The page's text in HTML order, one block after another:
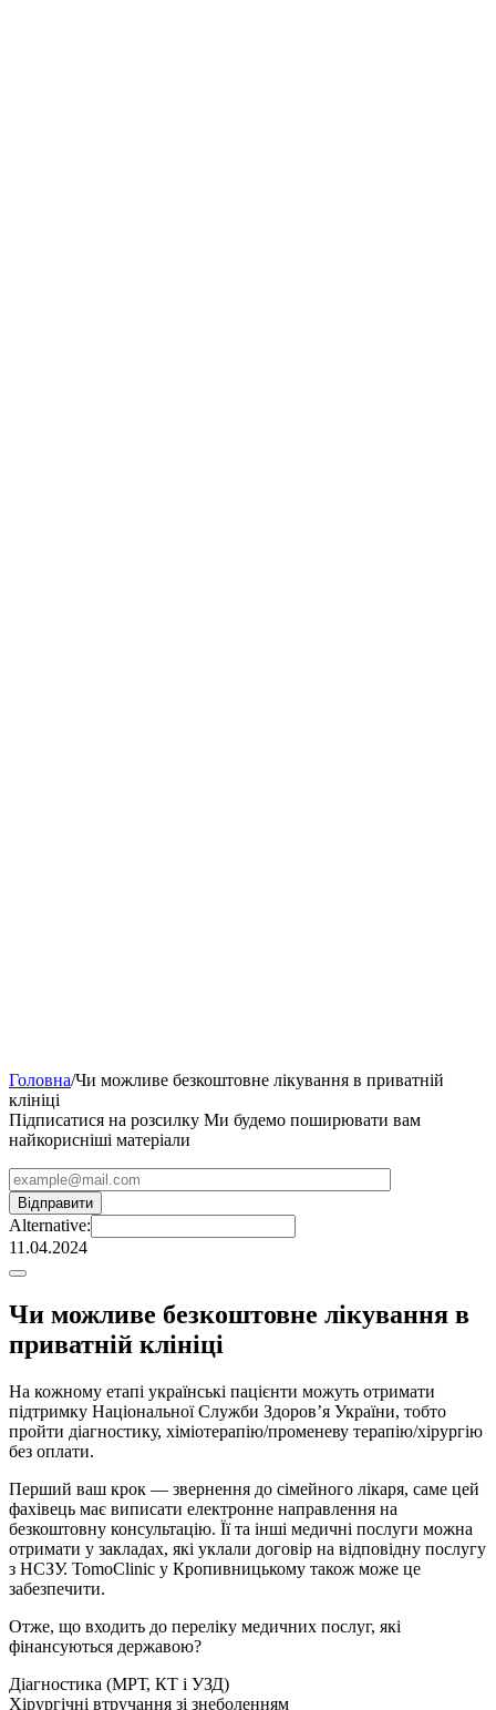
Головна/Чи можливе безкоштовне лікування в приватній
клініці
Підписатися на розсилку Ми будемо поширювати вам
найкорисніші матеріали
Alternative:
11.04.2024
Чи можливе безкоштовне лікування в
приватній клініці
На кожному етапі українські пацієнти можуть отримати
підтримку Національної Служби Здоров’я України, тобто
пройти діагностику, хіміотерапію/променеву терапію/хірургію
без оплати.
Перший ваш крок — звернення до сімейного лікаря, саме цей
фахівець має виписати електронне направлення на
безкоштовну консультацію. Її та інші медичні послуги можна
отримати у закладах, які уклали договір на відповідну послугу
з НСЗУ. TomoClinic у Кропивницькому також може це
забезпечити.
Отже, що входить до переліку медичних послуг, які
фінансуються державою?
Діагностика (МРТ, КТ і УЗД)
Хірургічні втручання зі знеболенням